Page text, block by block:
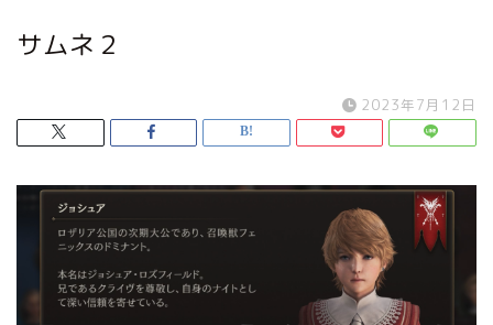
サムネ２
2023年7月12日